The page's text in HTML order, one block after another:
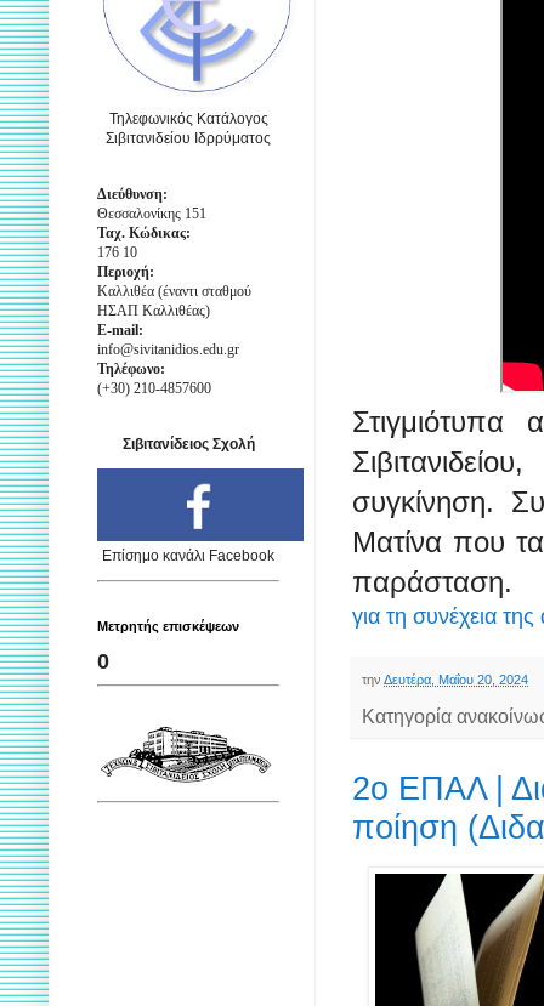
συγκίνηση.
Ματίνα που
παράσταση.
για τη συνέχεια
την Δευτέρα, Μαΐου 20, 2024
Κατηγορία
2ο ΕΠΑΛ |
ποίηση
Τηλεφωνικός Κατάλογος
Σιβιτανιδείου Ιδρρύματος
Διεύθυνση:
Θεσσαλονίκης 151
Ταχ. Κώδικας:
176 10
Περιοχή:
Καλλιθέα (έναντι σταθμού
ΗΣΑΠ Καλλιθέας)
E-mail:
info@sivitanidios.edu.gr
Τηλέφωνο:
(+30) 210-4857600
Σιβιτανίδειος Σχολή
Επίσημο κανάλι Facebook
Μετρητής επισκέψεων
0